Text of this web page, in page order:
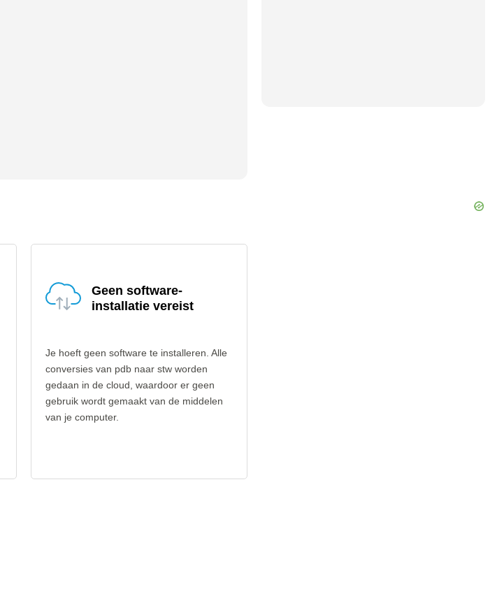
Geen software-
installatie vereist
Je hoeft geen software te installeren. Alle
conversies van pdb naar stw worden
gedaan in de cloud, waardoor er geen
gebruik wordt gemaakt van de middelen
van je computer.